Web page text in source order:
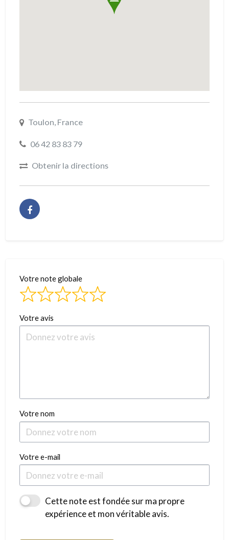
Toulon, France
06 42 83 83 79
Obtenir la directions
Votre note globale
Votre avis
Votre nom
Votre e-mail
Cette note est fondée sur ma propre
expérience et mon véritable avis.